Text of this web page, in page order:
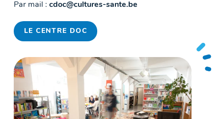
Par mail : cdoc@cultures-sante.be
LE CENTRE DOC